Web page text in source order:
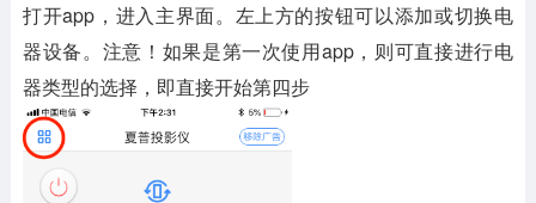
打开app，进入主界面。左上方的按钮可以添加或切换电
器设备。注意！如果是第一次使用app，则可直接进行电
器类型的选择，即直接开始第四步